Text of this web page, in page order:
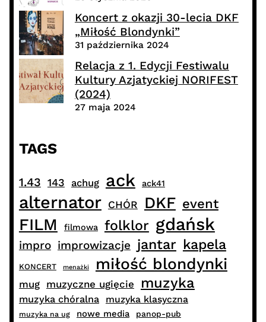
Koncert z okazji 30-lecia DKF
„Miłość Blondynki”
31 października 2024
Relacja z 1. Edycji Festiwalu
Kultury Azjatyckiej NORIFEST
(2024)
27 maja 2024
TAGS
1.43 143 achug ack ack41
alternator CHÓR DKF event
FILM filmowa folklor gdańsk
impro improwizacje jantar kapela
KONCERT menażki miłość blondynki
mug muzyczne ugięcie muzyka
muzyka chóralna muzyka klasyczna
muzyka na ug nowe media panop-pub